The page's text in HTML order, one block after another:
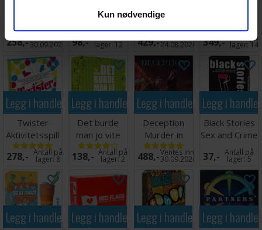
Kun nødvendige
of Millers
Hollow
258,-30.09.2026
Hat Partyspill
98,- lager: 12
Partyspill
429,-24.08.2026
Brettspill
349,- Antall på
lager: 14
Legg i handlekurven
Twister
Aktivitetsspill
Brettspill
278,- Antall på
lager:8
Legg i handlekurven
Det burde
man jo vite
Kortspill
138,- Antall på
lager:2
Legg i handlekurven
Deception
Murder in
Hong Kong
Brettspill
488,-Ventes inn
30.09.2026
Legg i
Black Stories
Sex and Crime
Kortspill
37,- Antall på
lager:5
Legg i handlekurvenLegg i handlekurvenLegg i handlekurven
Legg i